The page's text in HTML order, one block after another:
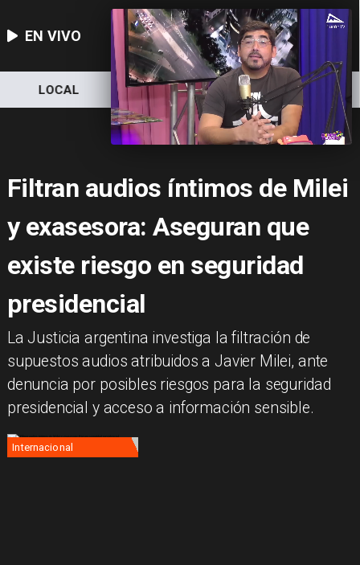
EN VIVO
LOCAL NACIONAL DEPORTES
Filtran audios íntimos de Milei
y exasesora: Aseguran que
existe riesgo en seguridad
presidencial
La Justicia argentina investiga la filtración de
supuestos audios atribuidos a Javier Milei, ante
denuncia por posibles riesgos para la seguridad
presidencial y acceso a información sensible.
Internacional